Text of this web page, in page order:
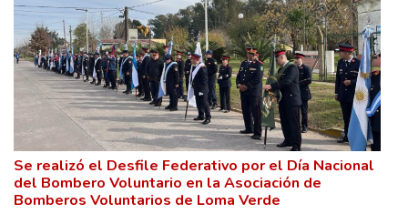
Se realizó el Desfile Federativo por el Día Nacional
del Bombero Voluntario en la Asociación de
Bomberos Voluntarios de Loma Verde